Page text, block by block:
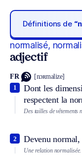
Définitions de
normalisé,
adjectif
FR [nɔʀmalize]
Dont les
respectent la
1
Des tailles de vêtements
Devenu
2
Une relation normalisée.